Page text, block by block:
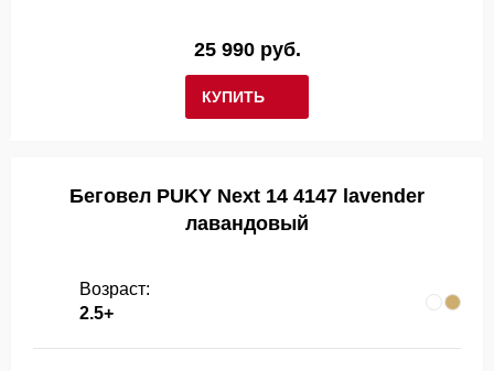
КУПИТЬ
25 990 руб.
Беговел PUKY Next 14 4147 lavender
лавандовый
Возраст:
2.5+